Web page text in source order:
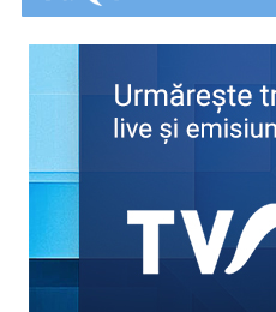
„Spune-mi”, piesa Monicăi